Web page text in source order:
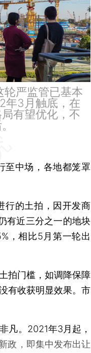
轮严监管已基本
年3月触底，在
有望优化，不
中场，各地都笼罩
的土拍，因开发商
有近三分之一的地块
，相比5月第一轮出
门槛，如调降保障
有收获明显效果。市
。2021年3月起，
政，即集中发布出让